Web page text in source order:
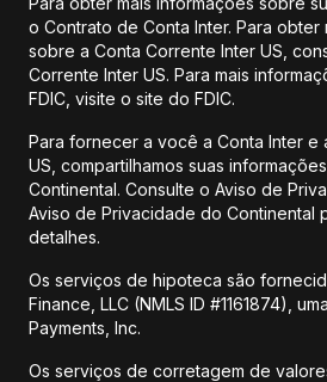
o Contrato de Conta Inter. Para obter
sobre a Conta Corrente Inter US,
Corrente Inter US. Para mais
FDIC, visite o site do FDIC.
Para fornecer a você a Conta Inter e
US, compartilhamos suas
Continental. Consulte o Aviso de
Aviso de Privacidade do Continental
detalhes.
Os serviços de hipoteca são
Finance, LLC (NMLS ID #1161874),
Payments, Inc.
Os serviços de corretagem de